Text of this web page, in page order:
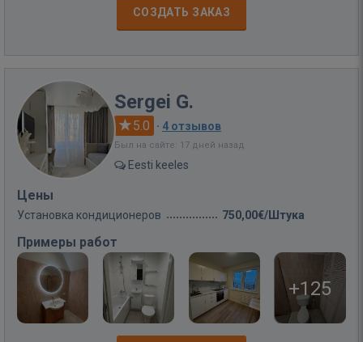
СОЗДАТЬ ЗАКАЗ
Sergei G.
5.0 · 4 отзывов
Был на сайте: 17 дней назад
Eesti keeles
Цены
Установка кондиционеров 750,00€/Штука
Примеры работ
+125